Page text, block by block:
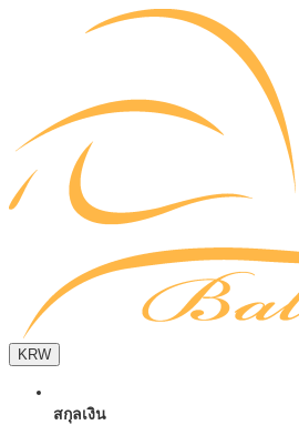
KRW
สกุลเงิน